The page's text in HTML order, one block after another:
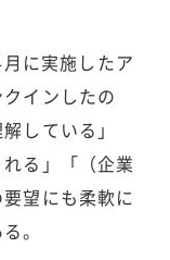
に実施したア
インしたの
している」
る」「（企業
望にも柔軟に
。